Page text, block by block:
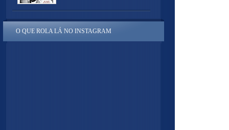
O QUE ROLA LÁ NO INSTAGRAM